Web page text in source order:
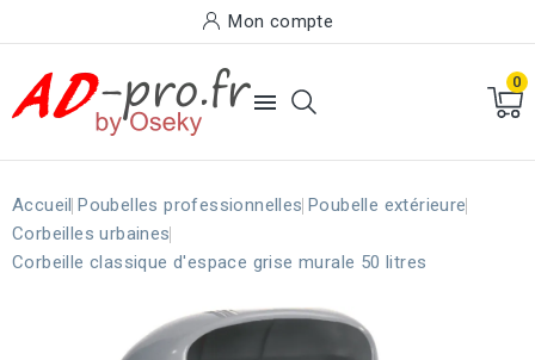
Mon compte

0
Accueil Poubelles professionnelles Poubelle extérieure
Corbeilles urbaines
Corbeille classique d'espace grise murale 50 litres